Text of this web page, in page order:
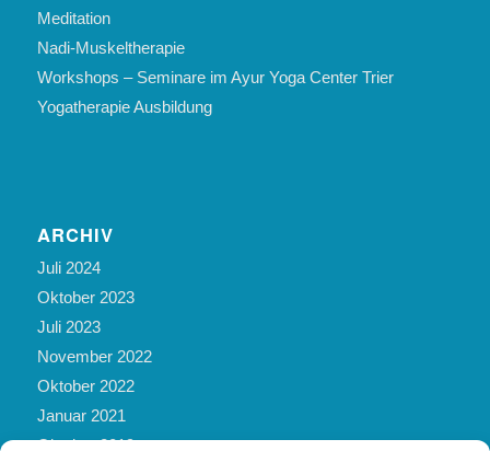
Meditation
Nadi-Muskeltherapie
Workshops – Seminare im Ayur Yoga Center Trier
Yogatherapie Ausbildung
ARCHIV
Juli 2024
Oktober 2023
Juli 2023
November 2022
Oktober 2022
Januar 2021
Oktober 2019